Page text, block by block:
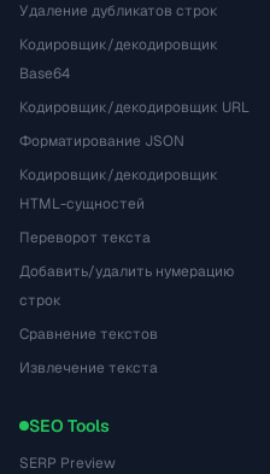
Удаление дубликатов строк
Кодировщик/декодировщик
Base64
Кодировщик/декодировщик URL
Форматирование JSON
Кодировщик/декодировщик
HTML-сущностей
Переворот текста
Добавить/удалить нумерацию
строк
Сравнение текстов
Извлечение текста
SEO Tools
SERP Preview